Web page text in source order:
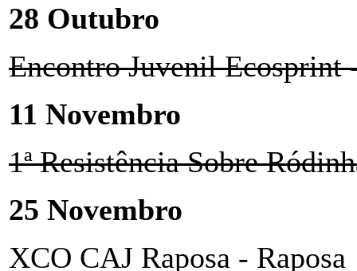
28 Outubro
Encontro Juvenil Ecosprint
11 Novembro
1ª Resistência Sobre
25 Novembro
XCO CAJ Raposa - Raposa